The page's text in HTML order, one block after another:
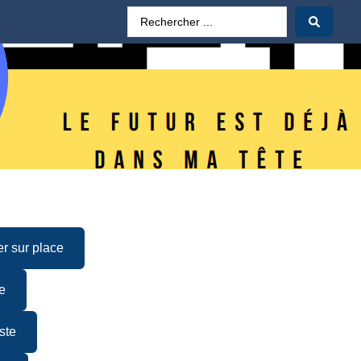
sur place